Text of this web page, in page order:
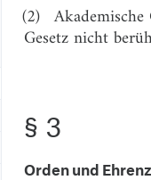
(2)
Gesetz nicht
§ 3
Orden und